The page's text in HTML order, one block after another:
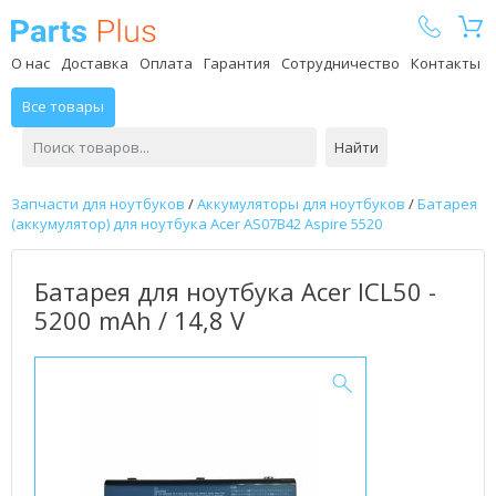
О нас Доставка Оплата Гарантия Сотрудничество Контакты
Все товары
Найти
Запчасти для ноутбуков /Аккумуляторы для ноутбуков /Батарея
(аккумулятор) для ноутбука Acer AS07B42 Aspire 5520
Батарея для ноутбука Acer ICL50 -
5200 mAh / 14,8 V